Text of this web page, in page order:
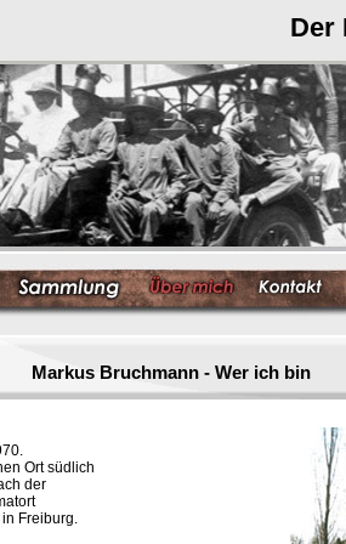
Der
Markus Bruchmann - Wer ich bin
Ort südlich
der
Freiburg.